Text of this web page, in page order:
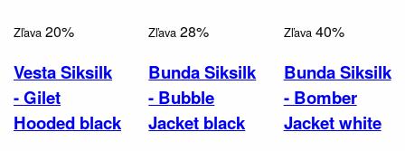
Zľava 20%
Vesta Siksilk
- Gilet
Hooded black
Zľava 28%
Bunda Siksilk
- Bubble
Jacket black
Zľava40%
Bunda Siksilk
- Bomber
Jacket white